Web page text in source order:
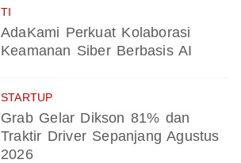
TI
AdaKami Perkuat Kolaborasi
Keamanan Siber Berbasis AI
STARTUP
Grab Gelar Dikson 81% dan
Traktir Driver Sepanjang Agustus
2026